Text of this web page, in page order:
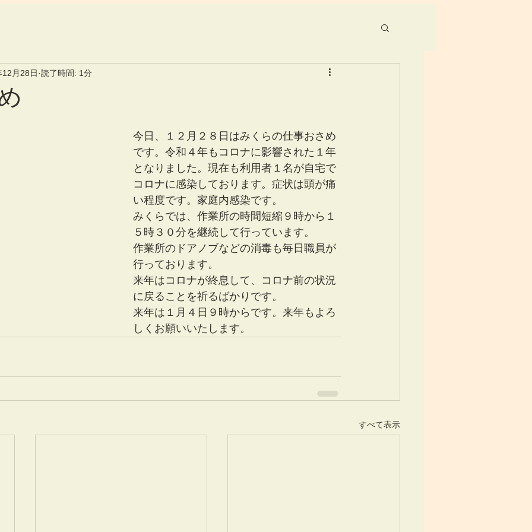
月28日 読了時間: 1分
今日、１２月２８日はみくらの仕事おさめ
です。令和４年もコロナに影響された１年
となりました。現在も利用者１名が自宅で
コロナに感染しております。症状は頭が痛
い程度です。家庭内感染です。
みくらでは、作業所の時間短縮９時から１
５時３０分を継続して行っています。
作業所のドアノブなどの消毒も毎日職員が
行っております。
来年はコロナが終息して、コロナ前の状況
に戻ることを祈るばかりです。
来年は１月４日９時からです。来年もよろ
しくお願いいたします。
すべて表示